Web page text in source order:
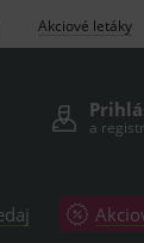
Akciové letáky
a